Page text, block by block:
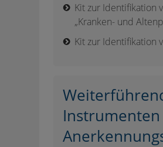
Kit zur Identifikation
„Kranken- und
Kit zur Identifikation